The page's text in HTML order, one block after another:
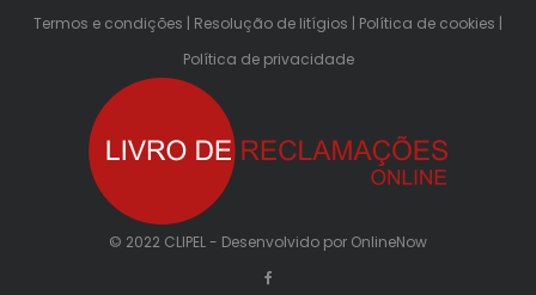
Termos e condições | Resolução de litígios | Política de cookies |
Política de privacidade
© 2022 CLIPEL - Desenvolvido por OnlineNow